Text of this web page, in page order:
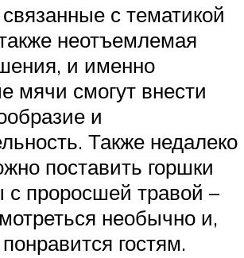
с тематикой
неотъемлемая
и именно
мячи смогут внести
и
Также недалеко
поставить горшки
с проросшей травой –
необычно и,
гостям.